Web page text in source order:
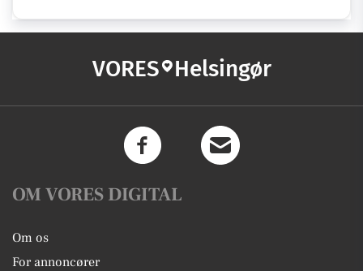
VORES Helsingør
OM VORES DIGITAL
Om os
For annoncører